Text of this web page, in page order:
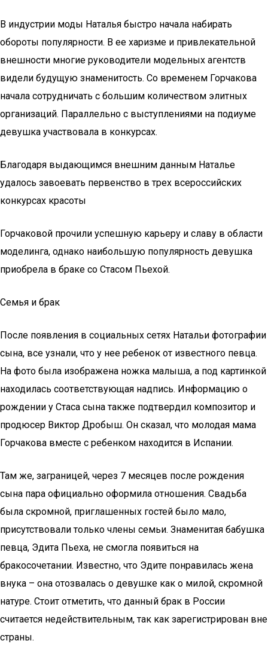
В индустрии моды Наталья быстро начала набирать
обороты популярности. В ее харизме и привлекательной
внешности многие руководители модельных агентств
видели будущую знаменитость. Со временем Горчакова
начала сотрудничать с большим количеством элитных
организаций. Параллельно с выступлениями на подиуме
девушка участвовала в конкурсах.
Благодаря выдающимся внешним данным Наталье
удалось завоевать первенство в трех всероссийских
конкурсах красоты
Горчаковой прочили успешную карьеру и славу в области
моделинга, однако наибольшую популярность девушка
приобрела в браке со Стасом Пьехой.
Семья и брак
После появления в социальных сетях Натальи фотографии
сына, все узнали, что у нее ребенок от известного певца.
На фото была изображена ножка малыша, а под картинкой
находилась соответствующая надпись. Информацию о
рождении у Стаса сына также подтвердил композитор и
продюсер Виктор Дробыш. Он сказал, что молодая мама
Горчакова вместе с ребенком находится в Испании.
Там же, заграницей, через 7 месяцев после рождения
сына пара официально оформила отношения. Свадьба
была скромной, приглашенных гостей было мало,
присутствовали только члены семьи. Знаменитая бабушка
певца, Эдита Пьеха, не смогла появиться на
бракосочетании. Известно, что Эдите понравилась жена
внука – она отозвалась о девушке как о милой, скромной
натуре. Стоит отметить, что данный брак в России
считается недействительным, так как зарегистрирован вне
страны.